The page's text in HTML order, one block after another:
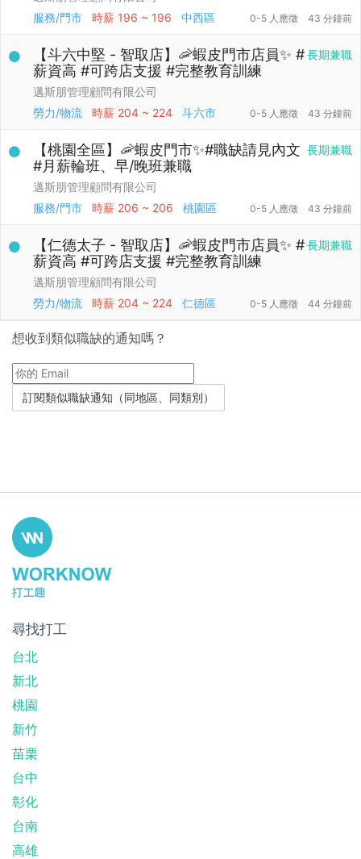
服務/門市
時薪 196 ~ 196 中西區 0-5 人應徵 43 分鐘前
長期兼職
【斗六中堅 - 智取店】🦐蝦皮門市店員✨ #
薪資高 #可跨店支援 #完整教育訓練
邁斯朋管理顧問有限公司
勞力/物流
時薪 204 ~ 224 斗六市 0-5 人應徵 43 分鐘前
長期兼職
【桃園全區】🦐蝦皮門市✨#職缺請見內文
#月薪輪班、早/晚班兼職
邁斯朋管理顧問有限公司
服務/門市
時薪 206 ~ 206 桃園區 0-5 人應徵 43 分鐘前
長期兼職
【仁德太子 - 智取店】🦐蝦皮門市店員✨ #
薪資高 #可跨店支援 #完整教育訓練
邁斯朋管理顧問有限公司
勞力/物流
時薪 204 ~ 224 仁德區 0-5 人應徵 44 分鐘前
想收到類似職缺的通知嗎？
尋找打工
台北
新北
桃園
新竹
苗栗
台中
彰化
台南
高雄